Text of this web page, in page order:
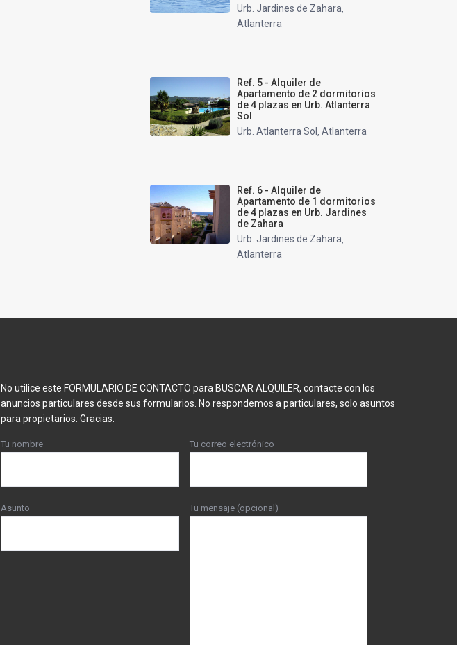
Urb. Jardines de Zahara,
Atlanterra
Ref. 5 - Alquiler de
Apartamento de 2 dormitorios
de 4 plazas en Urb. Atlanterra
Sol
Urb. Atlanterra Sol , Atlanterra
Ref. 6 - Alquiler de
Apartamento de 1 dormitorios
de 4 plazas en Urb. Jardines
de Zahara
Urb. Jardines de Zahara,
Atlanterra
No utilice este FORMULARIO DE CONTACTO para BUSCAR ALQUILER, contacte con los
anuncios particulares desde sus formularios. No respondemos a particulares, solo asuntos
para propietarios. Gracias.
Tu nombre Tu correo electrónico
Asunto Tu mensaje (opcional)